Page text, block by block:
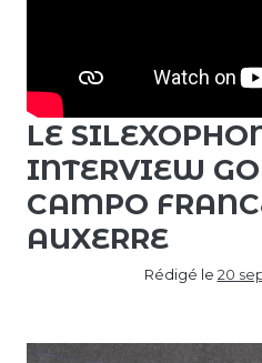
LE
INTERVIEW
CAMPO
AUXERRE
Rédigé le 20